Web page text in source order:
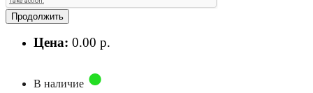
Продолжить
Цена: 0.00 р.
В наличие